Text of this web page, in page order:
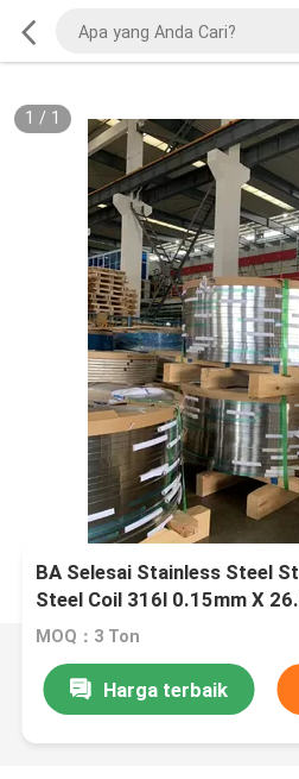
1 / 1
BA Selesai Stainless Steel
Steel Coil 316l 0.15mm X
MOQ：3 Ton
Harga terbaik